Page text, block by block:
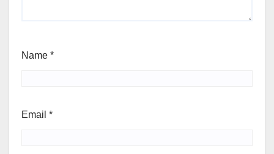
Name *
Email *